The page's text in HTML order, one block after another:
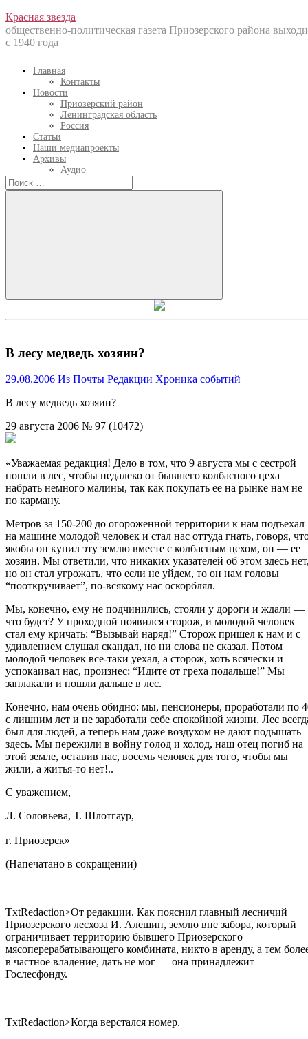
Перейти
к
содержанию
Красная звезда
общественно-политическая газета Приозерского района
с 1940 года
Главная
Контакты
Новости
Приозерский район
Ленинградская область
Россия
Статьи
Наши медиапроекты
Архивы
Аудио
Искать:
Искать
В лесу медведь хозяин?
29.08.2006 Из Почты Редакции Хроника событий
В лесу медведь хозяин?
29 августа 2006 № 97 (10472)
«Уважаемая редакция! Дело в том, что 9 августа мы с сестрой
пошли в лес, чтобы недалеко от бывшего колбасного цеха
набрать немного малины, так как покупать ее на рынке нам не
по карману.
Метров за 150-200 до огороженной территории к нам подъехал
на машине молодой человек и стал нас оттуда гнать, говоря,
якобы он купил эту землю вместе с колбасным цехом, он — ее
хозяин. Мы ответили, что никаких указателей об этом здесь
но он стал угрожать, что если не уйдем, то он нам головы
“пооткручивает”, по-всякому нас оскорблял.
Мы, конечно, ему не подчинились, стояли у дороги и ждали —
что будет? У проходной появился сторож, и молодой человек
стал ему кричать: “Вызывай наряд!” Сторож пришел к нам и с
удивлением слушал скандал, но ни слова не сказал. Потом
молодой человек все-таки уехал, а сторож, хоть всячески и
успокаивал нас, произнес: “Идите от греха подальше!” Мы
заплакали и пошли дальше в лес.
Конечно, нам очень обидно: мы, пенсионеры, проработали по
с лишним лет и не заработали себе спокойной жизни. Лес
был для людей, а теперь нам даже воздухом не дают подышать
здесь. Мы пережили в войну голод и холод, наш отец погиб на
этой земле, оставив нас, восемь человек для того, чтобы мы
жили, а житья-то нет!..
С уважением,
Л. Соловьева, Т. Шлотгаур,
г. Приозерск»
(Напечатано в сокращении)
TxtRedaction>От редакции. Как пояснил главный лесничий
Приозерского лесхоза И. Алешин, землю вне забора, который
ограничивает территорию бывшего Приозерского
мясоперерабатывающего комбината, никто в аренду, а тем
в частное владение, дать не мог — она принадлежит
Гослесфонду.
TxtRedaction>Когда верстался номер.